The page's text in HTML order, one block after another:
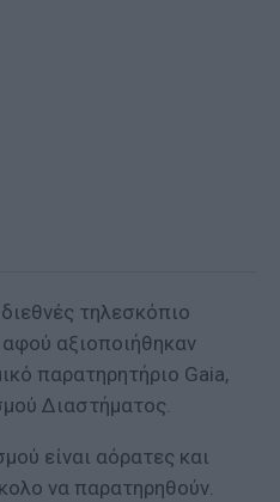
τηλεσκόπιο
αξιοποιήθηκαν
παρατηρητήριο Gaia,
Διαστήματος.
είναι αόρατες και
να παρατηρηθούν.